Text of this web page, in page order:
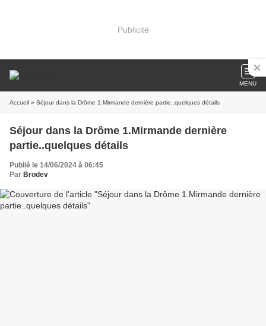
Publicité
MENU
Accueil » Séjour dans la Drôme 1.Mirmande dernière partie..quelques détails
Séjour dans la Drôme 1.Mirmande dernière
partie..quelques détails
Publié le 14/06/2024 à 06:45
Par Brodev